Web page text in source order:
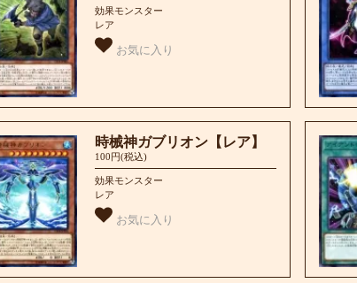
効果モンスター
レア
お気に入り
時械神ガブリオン【レア】
100円(税込)
効果モンスター
レア
お気に入り